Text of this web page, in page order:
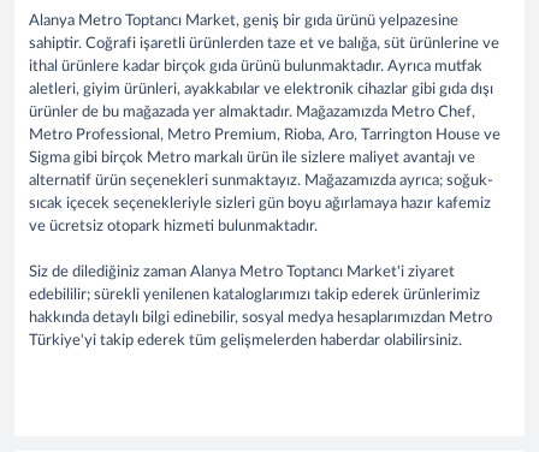
Alanya Metro Toptancı Market, geniş bir gıda ürünü yelpazesine
sahiptir. Coğrafi işaretli ürünlerden taze et ve balığa, süt ürünlerine ve
ithal ürünlere kadar birçok gıda ürünü bulunmaktadır. Ayrıca mutfak
aletleri, giyim ürünleri, ayakkabılar ve elektronik cihazlar gibi gıda dışı
ürünler de bu mağazada yer almaktadır. Mağazamızda Metro Chef,
Metro Professional, Metro Premium, Rioba, Aro, Tarrington House ve
Sigma gibi birçok Metro markalı ürün ile sizlere maliyet avantajı ve
alternatif ürün seçenekleri sunmaktayız. Mağazamızda ayrıca; soğuk-
sıcak içecek seçenekleriyle sizleri gün boyu ağırlamaya hazır kafemiz
ve ücretsiz otopark hizmeti bulunmaktadır.
Siz de dilediğiniz zaman Alanya Metro Toptancı Market'i ziyaret
edebililir; sürekli yenilenen kataloglarımızı takip ederek ürünlerimiz
hakkında detaylı bilgi edinebilir, sosyal medya hesaplarımızdan Metro
Türkiye'yi takip ederek tüm gelişmelerden haberdar olabilirsiniz.